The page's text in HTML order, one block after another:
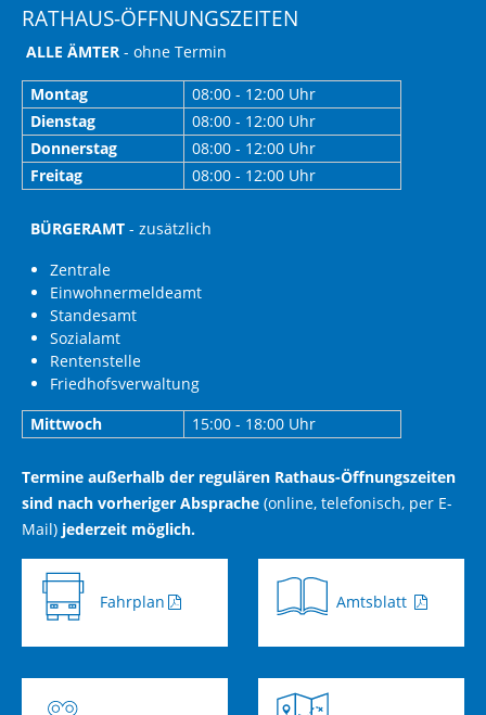
RATHAUS-ÖFFNUNGSZEITEN
ALLE ÄMTER - ohne Termin
Montag
08:00 - 12:00 Uhr
Dienstag
08:00 - 12:00 Uhr
Donnerstag
08:00 - 12:00 Uhr
Freitag
08:00 - 12:00 Uhr
BÜRGERAMT - zusätzlich
Zentrale
Einwohnermeldeamt
Standesamt
Sozialamt
Rentenstelle
Friedhofsverwaltung
Mittwoch
15:00 - 18:00 Uhr
Termine außerhalb der regulären Rathaus-Öffnungszeiten
sind nach vorheriger Absprache (online, telefonisch, per E-
Mail) jederzeit möglich.
Fahrplan Amtsblatt